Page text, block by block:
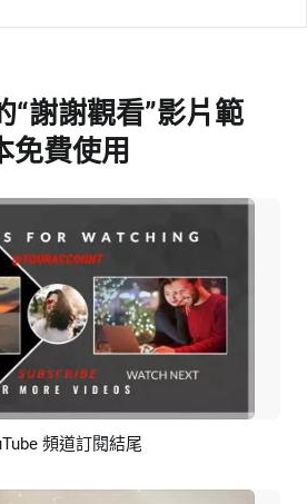
“謝謝觀看”影片範
免費使用
覽 AI剪同款
頻道訂閱結尾